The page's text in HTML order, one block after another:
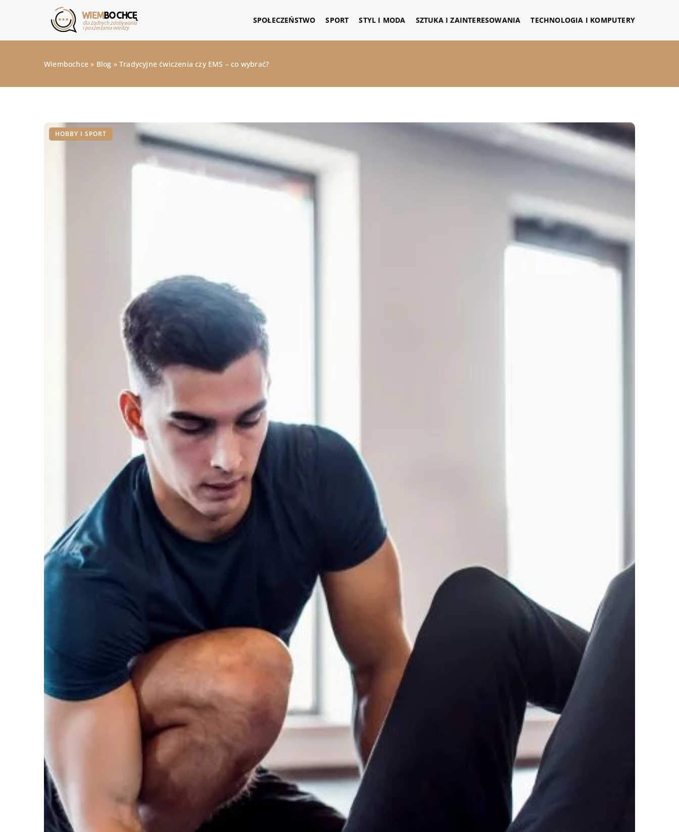
SPOŁECZEŃSTWO SPORT STYL I MODA SZTUKA I ZAINTERESOWANIA TECHNOLOGIA I KOMPUTERY
Wiembochce » Blog »Tradycyjne ćwiczenia czy EMS – co wybrać?
HOBBY I SPORT